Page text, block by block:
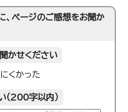
、ページのご感想をお聞か
かせください
くかった
（200字以内）